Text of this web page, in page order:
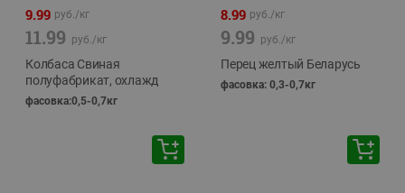
9.99 руб./кг
11.99 руб./кг
Колбаса Свиная
полуфабрикат, охлажд
фасовка:0,5-0,7кг
8.99 руб./кг
9.99 руб./кг
Перец желтый Беларусь
фасовка: 0,3-0,7кг